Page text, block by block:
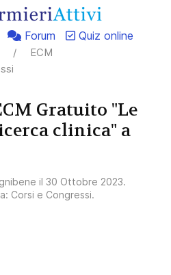
Forum
Quiz online
ECM
Gratuito "Le
clinica" a
il 30 Ottobre 2023.
Corsi e Congressi.